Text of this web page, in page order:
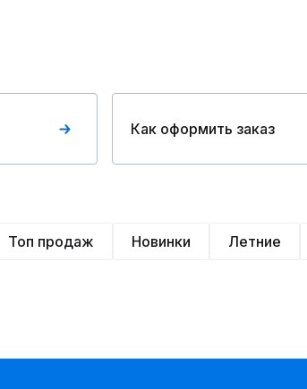
Как оформить заказ
Топ продаж Новинки Летние